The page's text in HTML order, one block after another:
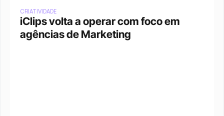
CRIATIVIDADE
iClips volta a operar com foco em
agências de Marketing